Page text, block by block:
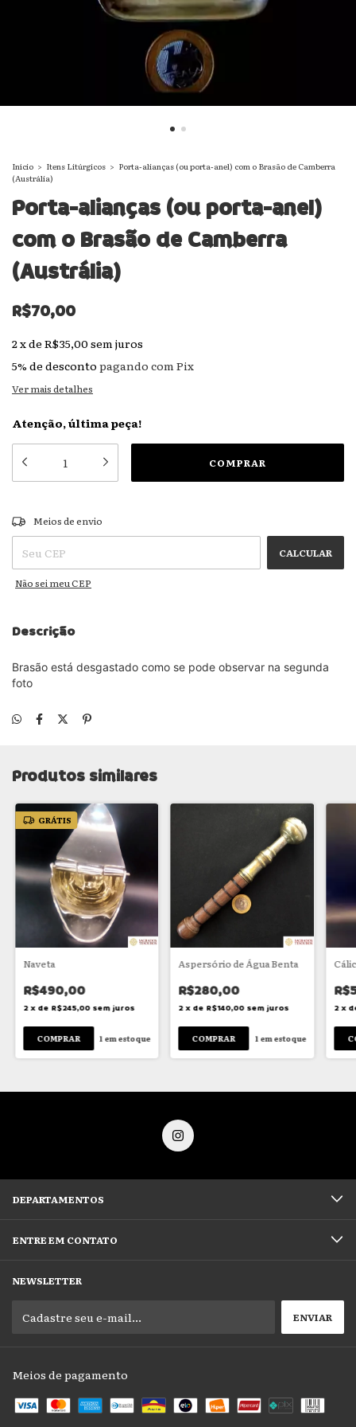
Início > Itens Litúrgicos > Porta-alianças (ou porta-anel) com o Brasão de Camberra
(Austrália)
Porta-alianças (ou porta-anel)
com o Brasão de Camberra
(Austrália)
R$70,00
2xde R$35,00 sem juros
5% de desconto pagando com Pix
Ver mais detalhes
Atenção, última peça!
Entregas para o CEP:
Meios de envio
CALCULAR
Não sei meu CEP
Descrição
Brasão está desgastado como se pode observar na segunda
foto
Produtos similares
GRÁTIS
Naveta
R$490,00
2 x de R$245,00 sem juros
1 em estoque
Aspersório de Água Benta
R$280,00
2 x de R$140,00 sem juros
1 em estoque
2 x
DEPARTAMENTOS
ENTRE EM CONTATO
NEWSLETTER
Meios de pagamento